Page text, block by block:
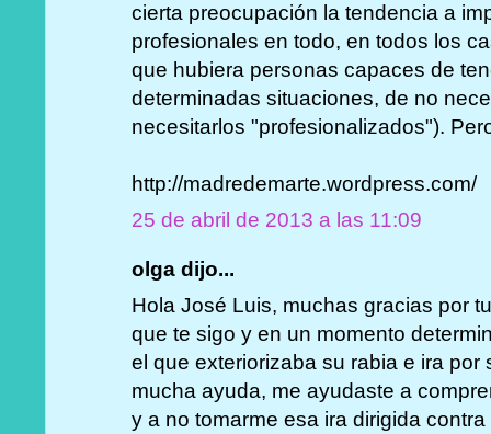
cierta preocupación la tendencia a
profesionales en todo, en todos los
que hubiera personas capaces de
determinadas situaciones, de no
necesitarlos "profesionalizados").
http://madredemarte.wordpress.com/
25 de abril de 2013 a las 11:09
olga dijo...
Hola José Luis, muchas gracias por
que te sigo y en un momento
el que exteriorizaba su rabia e ira
mucha ayuda, me ayudaste a
y a no tomarme esa ira dirigida